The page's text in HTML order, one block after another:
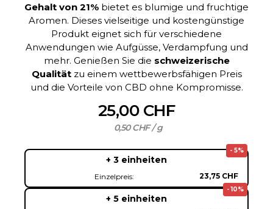
Gehalt von 21% bietet es blumige und fruchtige
Aromen. Dieses vielseitige und kostengünstige
Produkt eignet sich für verschiedene
Anwendungen wie Aufgüsse, Verdampfung und
mehr. Genießen Sie die schweizerische
Qualitätzu einem wettbewerbsfähigen Preis
und die Vorteile von CBD ohne Kompromisse.
25,00 CHF
0,50 CHF / g
- 5%
+ 3 einheiten
Einzelpreis: 23,75 CHF
- 10%
+ 5 einheiten